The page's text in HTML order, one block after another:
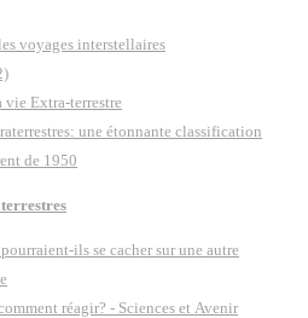
voyages interstellaires
vie Extra-terrestre
une étonnante classification
de 1950
ils se cacher sur une autre
réagir? - Sciences et Avenir